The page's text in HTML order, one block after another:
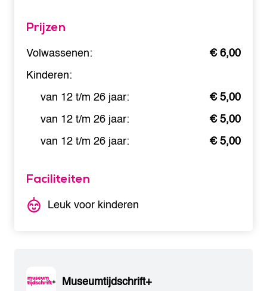
Prijzen
Volwassenen:
€ 6,00
Kinderen:
van 12 t/m 26 jaar:
€ 5,00
van 12 t/m 26 jaar:
€ 5,00
van 12 t/m 26 jaar:
€ 5,00
Faciliteiten
Leuk voor kinderen
Museumtijdschrift+